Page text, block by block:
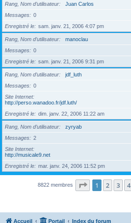
Rang, Nom d’utilisateur
Juan Carlos
Messages
0
Enregistré le
sam. janv. 21, 2006 4:07 pm
Rang, Nom d’utilisateur
manoclau
Messages
0
Enregistré le
sam. janv. 21, 2006 9:31 pm
Rang, Nom d’utilisateur
jdf_luth
Messages
0
Site Internet
http://perso.wanadoo.fr/jdf.luth/
Enregistré le
dim. janv. 22, 2006 11:22 am
Rang, Nom d’utilisateur
zyryab
Messages
2
Site Internet
http://musicale9.net
Enregistré le
mar. janv. 24, 2006 11:52 pm
8822 membres Page 1sur177
1 2 3 4
Accueil Portail Index du forum